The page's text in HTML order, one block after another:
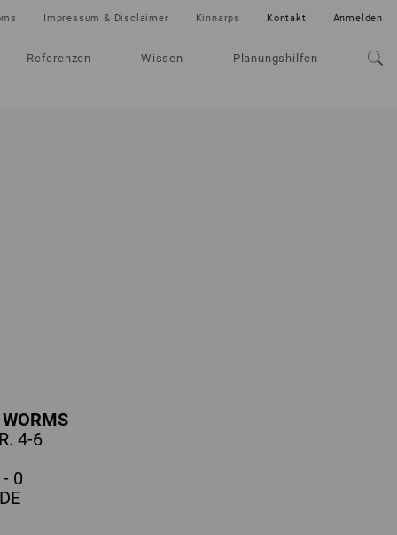
Referenzen Wissen Planungshilfen
Impressum & Disclaimer Kinnarps Kontakt Anmelden
WORMS
4-6
0